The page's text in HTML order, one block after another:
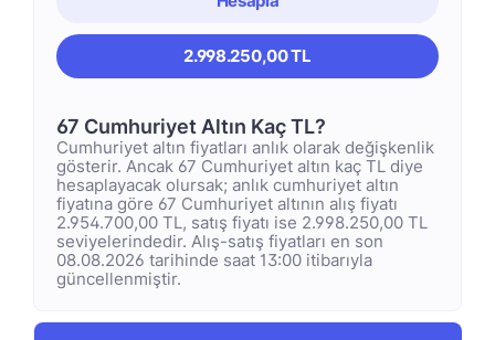
2.998.250,00 TL
67 Cumhuriyet Altın Kaç TL?
Cumhuriyet altın fiyatları anlık olarak değişkenlik
gösterir. Ancak 67 Cumhuriyet altın kaç TL diye
hesaplayacak olursak; anlık cumhuriyet altın
fiyatına göre 67 Cumhuriyet altının alış fiyatı
2.954.700,00 TL, satış fiyatı ise 2.998.250,00 TL
seviyelerindedir. Alış-satış fiyatları en son
08.08.2026 tarihinde saat 13:00 itibarıyla
güncellenmiştir.